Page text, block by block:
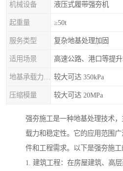
机械设备 液压式履带强夯机
起重量 ≥50t
服务类型 复杂地基处理加固
适用场景 高速公路、港口等提
较大可达 350kPa
压缩模量 较大可达 20MPa
强夯施工是一种地基处理技术
载力和稳定性。它的应用范围
件和工程需求。以下是强夯施工
1. 建筑工程：在房屋建筑、高